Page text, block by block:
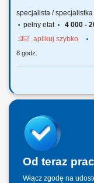
specjalista /
pełny etat
4 000 -
aplikuj szybko
8 godz.
Twój zakres
rozwiązań
z klientami;
Negocjowanie
Od teraz
Włącz zgodę na